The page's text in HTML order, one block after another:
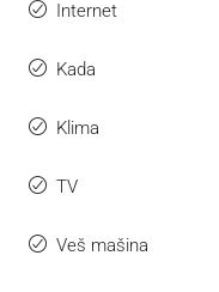
Internet
Kada
Klima
TV
Veš mašina